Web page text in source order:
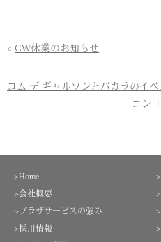
« GW休業のお知らせ
コム デ ギャルソンとバカラのイ
コン
>Home
>会社概要
>プラザサービスの強み
>採用情報